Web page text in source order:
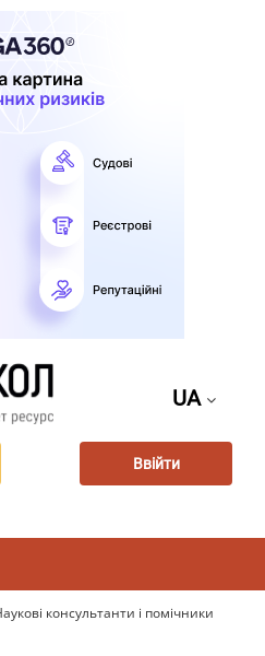
UA
Ввійти
консультанти і помічники